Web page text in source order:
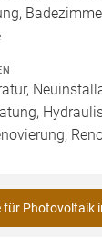
Photovoltaik